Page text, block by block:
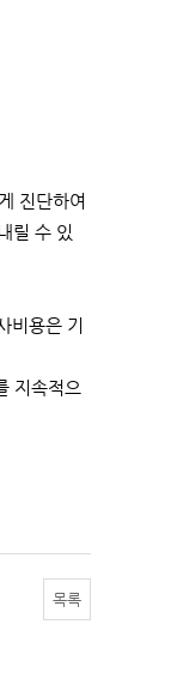
진단하여
릴 수 있
비용은 기
지속적으
목록